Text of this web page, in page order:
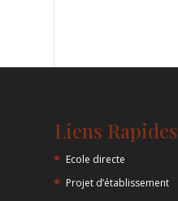
Liens Rapides
Ecole directe
Projet d’établissement